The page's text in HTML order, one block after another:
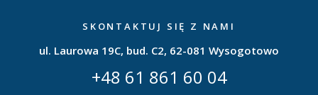
SKONTAKTUJ SIĘ Z NAMI
ul. Laurowa 19C, bud. C2, 62-081 Wysogotowo
+48 61 861 60 04